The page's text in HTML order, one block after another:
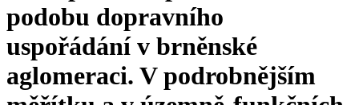
podobu dopravního
uspořádání v brněnské
aglomeraci. V podrobnějším